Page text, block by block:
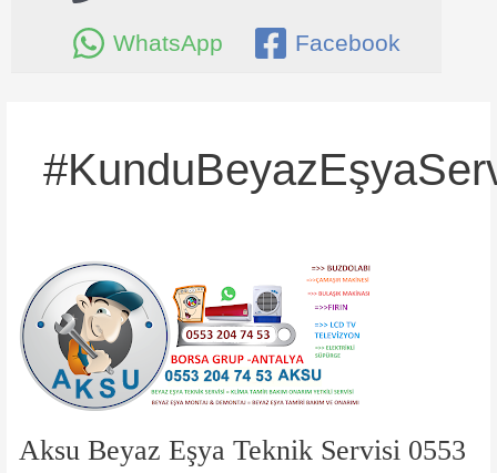
WhatsApp Facebook
Aksu Beyaz Eşya Teknik Servisi 0553